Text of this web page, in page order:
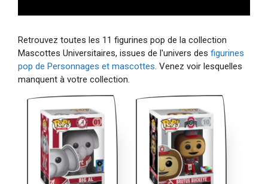
Retrouvez toutes les 11 figurines pop de la collection
Mascottes Universitaires, issues de l'univers des figurines
pop de Personnages et mascottes. Venez voir lesquelles
manquent à votre collection.